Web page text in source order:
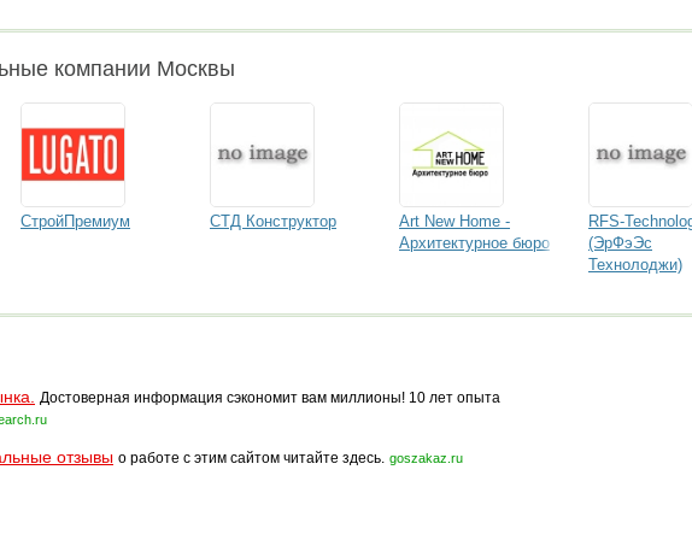
компании Москвы
СтройПремиум СТД Конструктор
Art New Home -
Архитектурное бюро
RFS-
(ЭрФэЭс
Технолоджи)
Достоверная информация сэкономит вам миллионы! 10 лет опыта
отзывы о работе с этим сайтом читайте здесь. goszakaz.ru